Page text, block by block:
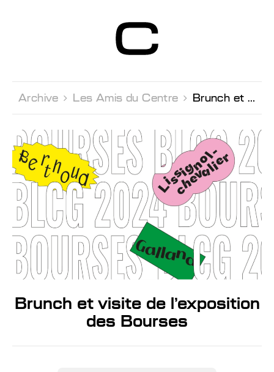
Contemporain
Genève
Archive  Les Amis du Centre  Brunch et visite de l'exposition des Bourses
Brunch et visite de l’exposition
des Bourses